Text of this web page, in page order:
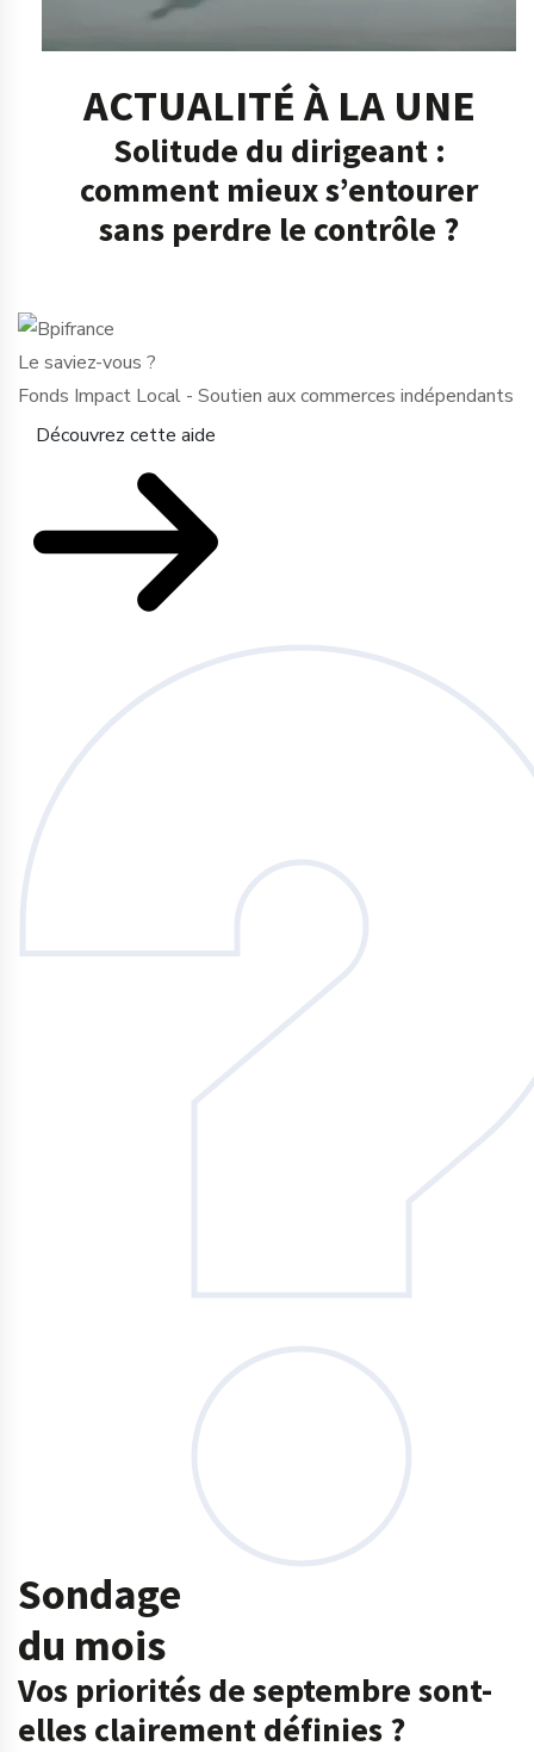
ACTUALITÉ À LA UNE
Solitude du dirigeant :
comment mieux s’entourer
sans perdre le contrôle ?
Le saviez-vous ?
Fonds Impact Local - Soutien aux commerces indépendants
Découvrez cette aide
Sondage
du mois
Vos priorités de septembre sont-
elles clairement définies ?